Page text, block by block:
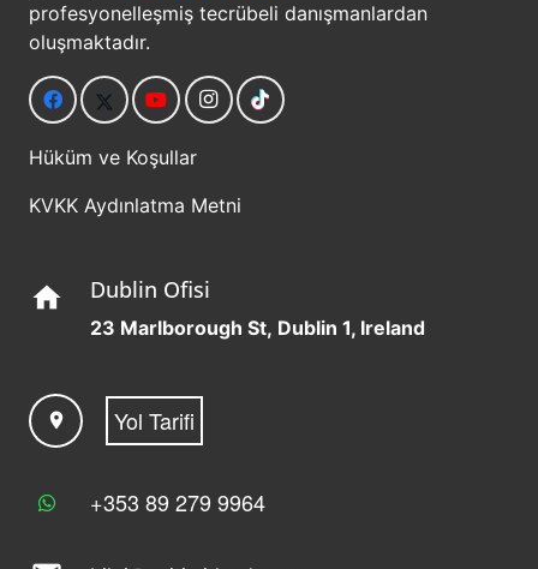
profesyonelleşmiş tecrübeli danışmanlardan
oluşmaktadır.
Hüküm ve Koşullar
KVKK Aydınlatma Metni
home Dublin Ofisi
23 Marlborough St, Dublin 1, Ireland
location_on Yol Tarifi
+353 89 279 9964